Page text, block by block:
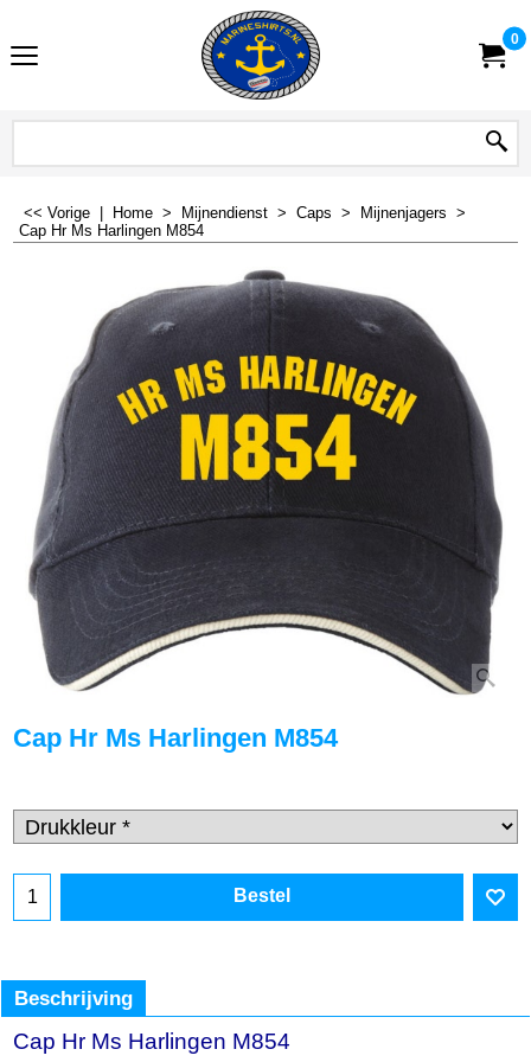
0
<< Vorige Home > Mijnendienst > Caps > Mijnenjagers >
Cap Hr Ms Harlingen M854
Cap Hr Ms Harlingen M854
Bestel
Beschrijving
Cap Hr Ms Harlingen M854